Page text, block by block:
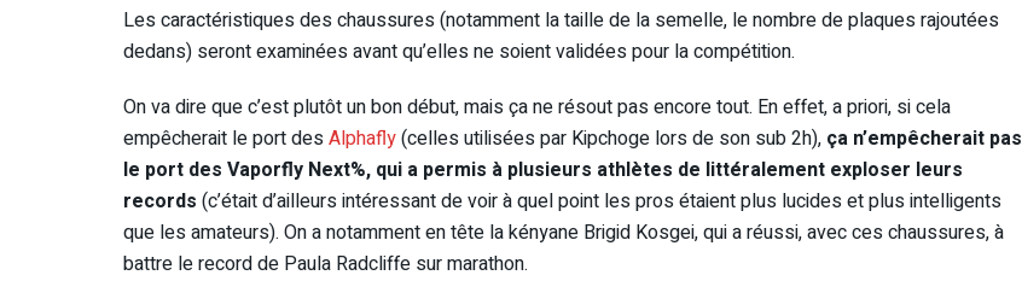
Les caractéristiques des chaussures (notamment la taille de la semelle, le nombre de plaques rajoutées
dedans) seront examinées avant qu’elles ne soient validées pour la compétition.
On va dire que c’est plutôt un bon début, mais ça ne résout pas encore tout. En effet, a priori, si cela
empêcherait le port desAlphafly(celles utilisées par Kipchoge lors de son sub 2h), ça n’empêcherait pas
le port des Vaporfly Next%, qui a permis à plusieurs athlètes de littéralement exploser leurs
records (c’était d’ailleurs intéressant de voir à quel point les pros étaient plus lucides et plus intelligents
que les amateurs). On a notamment en tête la kényane Brigid Kosgei, qui a réussi, avec ces chaussures, à
battre le record de Paula Radcliffe sur marathon.